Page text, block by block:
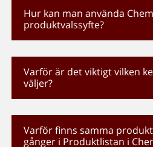
Hur kan man använda
produktvalssyfte?
Varför är det viktigt vilken
väljer?
Varför finns samma
gånger i Produktlistan i